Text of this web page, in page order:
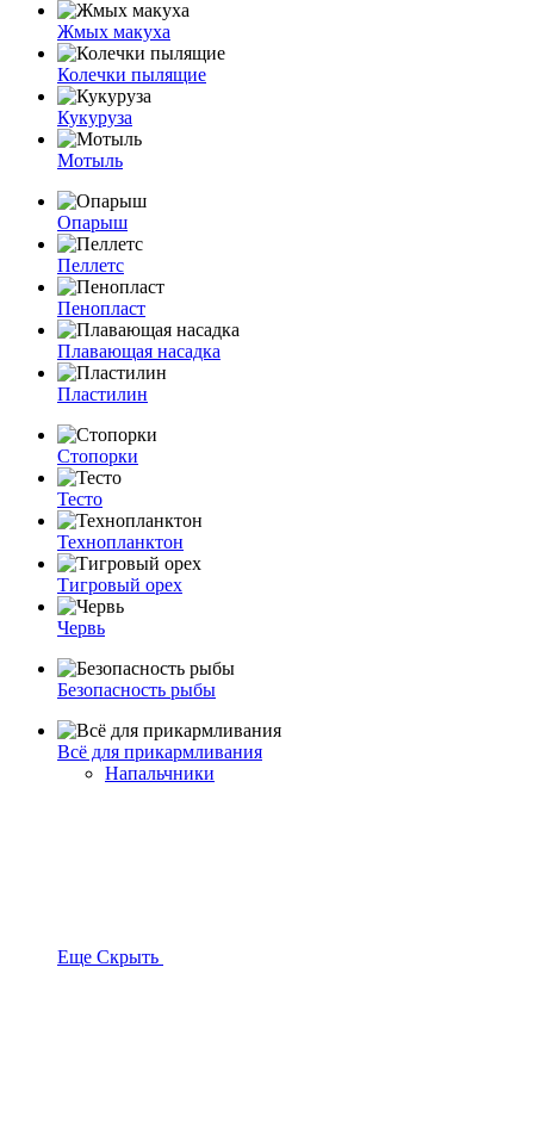
Жмых макуха
Колечки пылящие
Кукуруза
Мотыль
Опарыш
Пеллетс
Пенопласт
Плавающая насадка
Пластилин
Стопорки
Тесто
Технопланктон
Тигровый орех
Червь
Безопасность рыбы
Всё для прикармливания
Напальчники
Еще Скрыть